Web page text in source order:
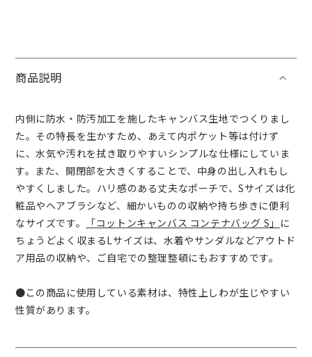
バ
テ
ナ
ポ
ー
チ
ス
ク
エ
ア
数
量
バ
テ
ナ
ポ
ー
チ
ス
ク
エ
ア
数
商品説明
内側に防水・防汚加工を施したキャンバス生地でつくりまし
た。その特長を生かすため、あえて内ポケット等は付けず
に、水気や汚れを拭き取りやすいシンプルな仕様にしていま
す。また、開閉部を大きくすることで、中身の出し入れもし
やすくしました。ハリ感のある丈夫なポーチで、Sサイズは化
粧品やヘアブラシなど、細かいものの収納や持ち歩きに便利
なサイズです。
「コットンキャンバス コンテナバッグ S」 に
ちょうどよく収まるLサイズは、水着やサンダルなどアウトド
ア用品の収納や、ご自宅での整理整頓にもおすすめです。
●この商品に使用している素材は、特性上しわが生じやすい
性質があります。